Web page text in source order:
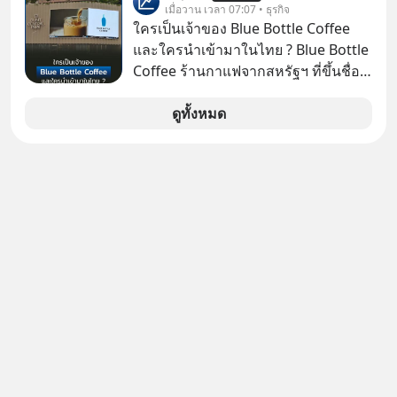
ลงทุนใน RMF เพราะนอกจากจะช่วยลด
หย่อนภาษีได้แล้ว ยังเป็นโอกาสในการ
สร้างความมั่งคั่งระยะยาว แต่น้อยคน
อะไรบ้าง ควรดู ตรงไหน ทำอย่างไร ถึง
จะดีกับเรา แล้วเราควรรู้ข้อมูลอะไร
เมื่อวาน เวลา 07:07 • ธุรกิจ
ใครเป็นเจ้าของ Blue Bottle Coffee
และใครนำเข้ามาในไทย ? Blue Bottle
Coffee ร้านกาแฟจากสหรัฐฯ ที่ขึ้นชื่อ
แรกในประเทศไทย ที่ Central Park
ดูทั้งหมด